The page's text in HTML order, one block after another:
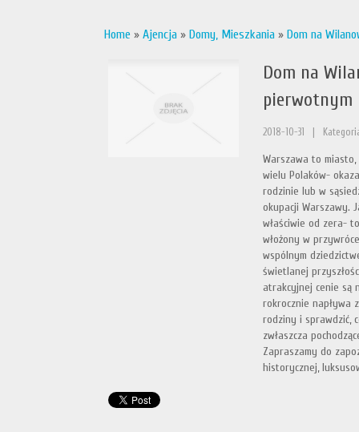
Home » Ajencja » Domy, Mieszkania » Dom na
Dom na
pierwotnym
2018-10-31
Warszawa to
wielu Polaków-
rodzinie lub w
okupacji Warszawy.
właściwie od zera-
włożony w
wspólnym
świetlanej
atrakcyjnej cenie są
rokrocznie napływa
rodziny i sprawdzić,
zwłaszcza
Zapraszamy do
historycznej,